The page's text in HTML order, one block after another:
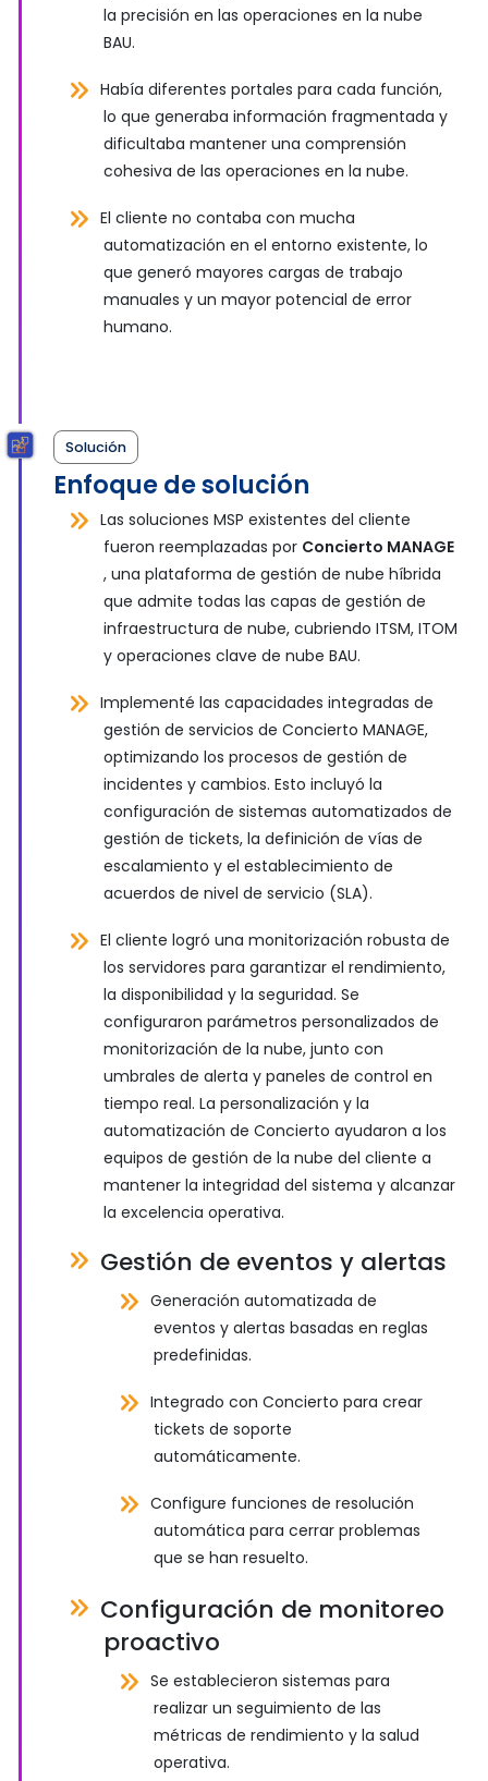
la precisión en las operaciones en la nube
BAU.
Había diferentes portales para cada función,
lo que generaba información fragmentada y
dificultaba mantener una comprensión
cohesiva de las operaciones en la nube.
El cliente no contaba con mucha
automatización en el entorno existente, lo
que generó mayores cargas de trabajo
manuales y un mayor potencial de error
humano.
Solución
Enfoque de solución
Las soluciones MSP existentes del cliente
fueron reemplazadas por Concierto MANAGE
, una plataforma de gestión de nube híbrida
que admite todas las capas de gestión de
infraestructura de nube, cubriendo ITSM, ITOM
y operaciones clave de nube BAU.
Implementé las capacidades integradas de
gestión de servicios de Concierto MANAGE,
optimizando los procesos de gestión de
incidentes y cambios. Esto incluyó la
configuración de sistemas automatizados de
gestión de tickets, la definición de vías de
escalamiento y el establecimiento de
acuerdos de nivel de servicio (SLA).
El cliente logró una monitorización robusta de
los servidores para garantizar el rendimiento,
la disponibilidad y la seguridad. Se
configuraron parámetros personalizados de
monitorización de la nube, junto con
umbrales de alerta y paneles de control en
tiempo real. La personalización y la
automatización de Concierto ayudaron a los
equipos de gestión de la nube del cliente a
mantener la integridad del sistema y alcanzar
la excelencia operativa.
Gestión de eventos y alertas
Generación automatizada de
eventos y alertas basadas en reglas
predefinidas.
Integrado con Concierto para crear
tickets de soporte
automáticamente.
Configure funciones de resolución
automática para cerrar problemas
que se han resuelto.
Configuración de monitoreo
proactivo
Se establecieron sistemas para
realizar un seguimiento de las
métricas de rendimiento y la salud
operativa.